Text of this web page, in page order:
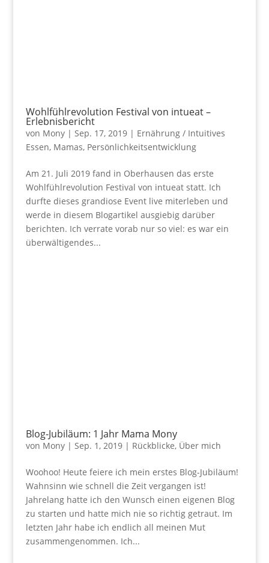
Wohlfühlrevolution Festival von intueat –
Erlebnisbericht
von Mony| Sep. 17, 2019| Ernährung / Intuitives
Essen, Mamas, Persönlichkeitsentwicklung
Am 21. Juli 2019 fand in Oberhausen das erste
Wohlfühlrevolution Festival von intueat statt. Ich
durfte dieses grandiose Event live miterleben und
werde in diesem Blogartikel ausgiebig darüber
berichten. Ich verrate vorab nur so viel: es war ein
überwältigendes...
Blog-Jubiläum: 1 Jahr Mama Mony
von Mony| Sep. 1, 2019| Rückblicke, Über mich
Woohoo! Heute feiere ich mein erstes Blog-Jubiläum!
Wahnsinn wie schnell die Zeit vergangen ist!
Jahrelang hatte ich den Wunsch einen eigenen Blog
zu starten und hatte mich nie so richtig getraut. Im
letzten Jahr habe ich endlich all meinen Mut
zusammengenommen. Ich...